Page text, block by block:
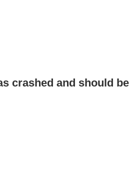
crashed and should be